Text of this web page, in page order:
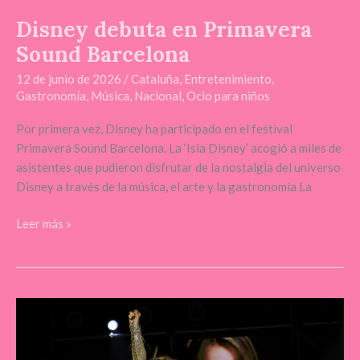
Disney debuta en Primavera
Sound Barcelona
12 de junio de 2026 /Cataluña, Entretenimiento,
Gastronomía, Música, Nacional,Ocio para niños
Por primera vez, Disney ha participado en el festival
Primavera Sound Barcelona. La ‘Isla Disney’ acogió a miles de
asistentes que pudieron disfrutar de la nostalgia del universo
Disney a través de la música, el arte y la gastronomía La
Leer más »